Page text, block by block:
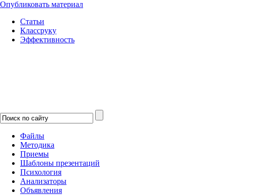
Опубликовать материал
Статьи
Классруку
Эффективность
Файлы
Методика
Приемы
Шаблоны презентаций
Психология
Анализаторы
Объявления